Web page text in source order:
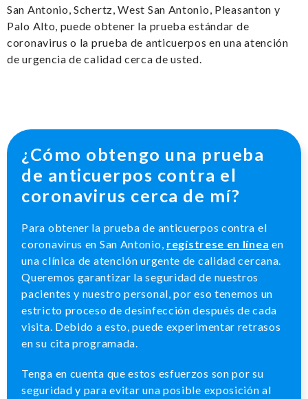
San Antonio, Schertz, West San Antonio, Pleasanton y
Palo Alto, puede obtener la prueba estándar de
coronavirus o la prueba de anticuerpos en una atención
de urgencia de calidad cerca de usted.
¿Cómo obtengo una prueba
de anticuerpos contra el
coronavirus cerca de mí?
Para obtener la prueba de anticuerpos contra el
coronavirus en San Antonio, regístrese en línea en
una clínica de atención urgente de calidad cercana.
Queremos garantizar la seguridad de nuestros
pacientes y nuestro personal, por eso tenemos un
estricto proceso de desinfección después de cada
visita. Debido a esto, puede experimentar retrasos
en su cita programada.
Tenga en cuenta que estos esfuerzos son por su
seguridad y para evitar una posible exposición al